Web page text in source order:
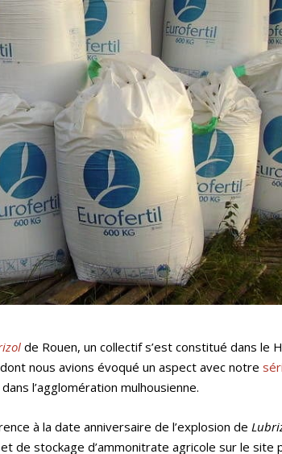
de Rouen, un collectif s’est constitué dans le
nous avions évoqué un aspect avec notre
l’agglomération mulhousienne.
à la date anniversaire de l’explosion de
de stockage d’ammonitrate agricole sur le site